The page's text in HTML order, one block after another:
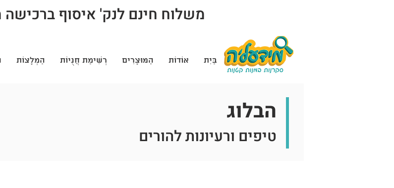
משלוח חינם לנק' איסוף ברכישה מעל
בַּיִת אוֹדוֹת הַמּוּצָרִים רְשִׁימַת חֲנֻיוֹת הַמְלָצוֹת
הבלוג
טיפים ורעיונות להורים